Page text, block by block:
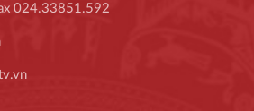
024.33851.592